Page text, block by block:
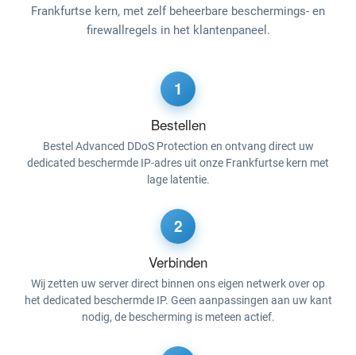
Frankfurtse kern, met zelf beheerbare beschermings- en
firewallregels in het klantenpaneel.
1
Bestellen
Bestel Advanced DDoS Protection en ontvang direct uw
dedicated beschermde IP-adres uit onze Frankfurtse kern met
lage latentie.
2
Verbinden
Wij zetten uw server direct binnen ons eigen netwerk over op
het dedicated beschermde IP. Geen aanpassingen aan uw kant
nodig, de bescherming is meteen actief.